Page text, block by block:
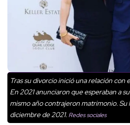
Tras su divorcio inició una relación con
En 2021 anunciaron que esperaban a
mismo año contrajeron matrimonio. Su
diciembre de 2021. Redes sociales